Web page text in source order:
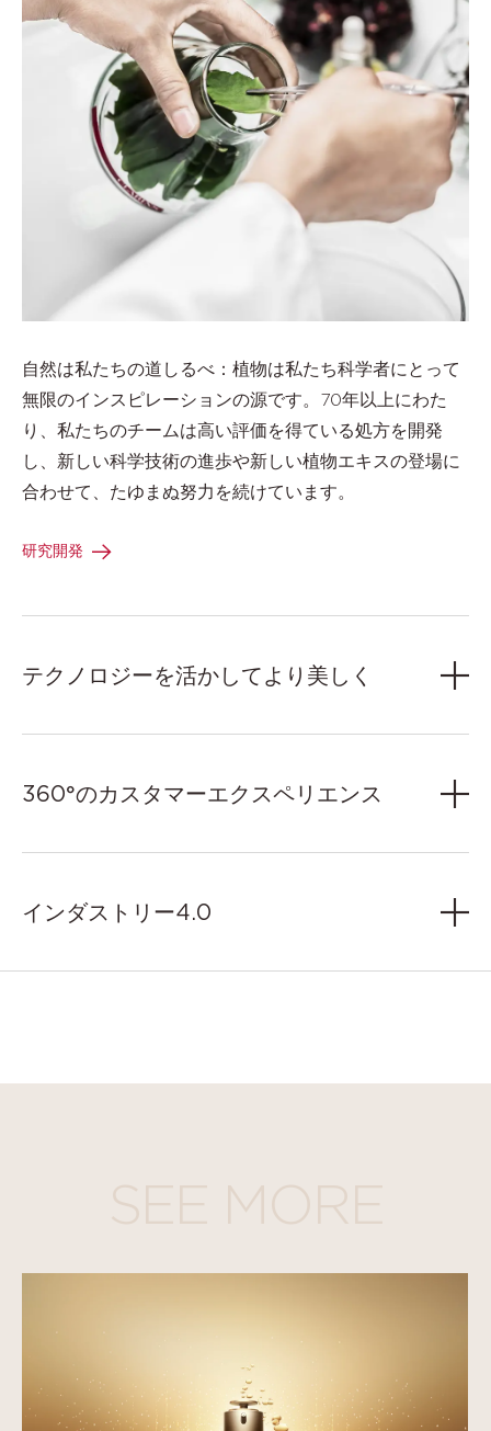
自然は私たちの道しるべ：植物は私たち科学者にとって
無限のインスピレーションの源です。70年以上にわた
り、私たちのチームは高い評価を得ている処方を開発
し、新しい科学技術の進歩や新しい植物エキスの登場に
合わせて、たゆまぬ努力を続けています。
研究開発
テクノロジーを活かしてより美しく
360°のカスタマーエクスペリエンス
インダストリー4.0